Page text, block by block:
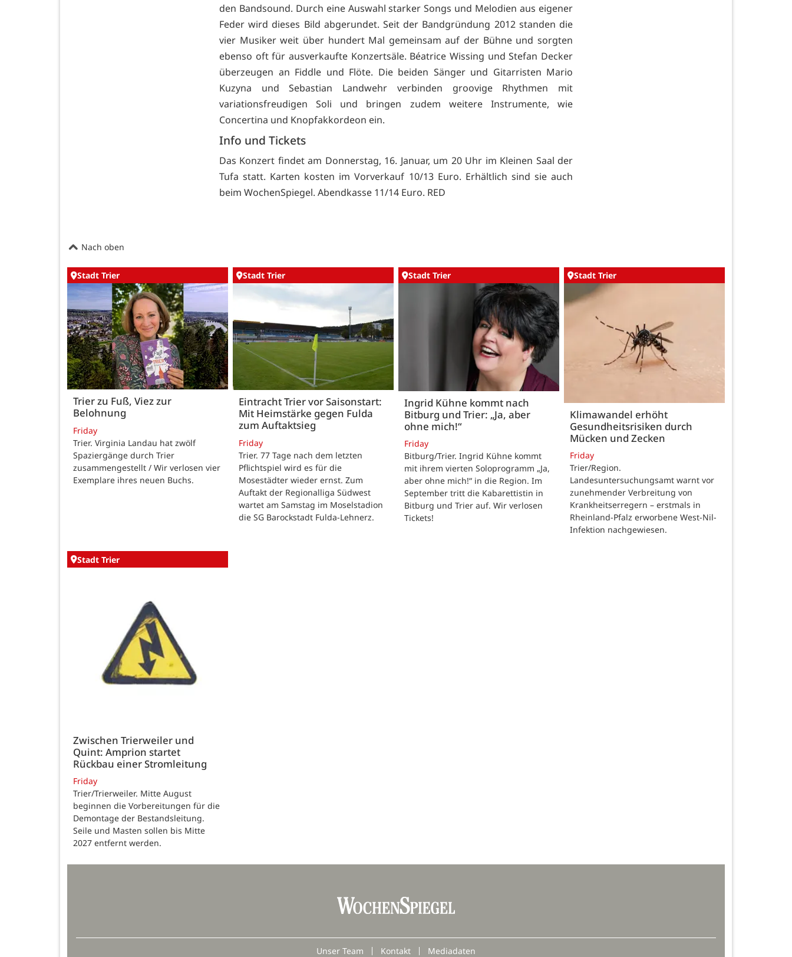
den Bandsound. Durch eine Auswahl starker Songs und Melodien aus eigener
Feder wird dieses Bild abgerundet. Seit der Bandgründung 2012 standen die
vier Musiker weit über hundert Mal gemeinsam auf der Bühne und sorgten
ebenso oft für ausverkaufte Konzertsäle. Béatrice Wissing und Stefan Decker
überzeugen an Fiddle und Flöte. Die beiden Sänger und Gitarristen Mario
Kuzyna und Sebastian Landwehr verbinden groovige Rhythmen mit
variationsfreudigen Soli und bringen zudem weitere Instrumente, wie
Concertina und Knopfakkordeon ein.
Info und Tickets
Das Konzert findet am Donnerstag, 16. Januar, um 20 Uhr im Kleinen Saal der
Tufa statt. Karten kosten im Vorverkauf 10/13 Euro. Erhältlich sind sie auch
beim WochenSpiegel. Abendkasse 11/14 Euro. RED
Nach oben
Stadt Trier
Trier zu Fuß, Viez zur
Belohnung
Friday
Trier. Virginia Landau hat zwölf
Spaziergänge durch Trier
zusammengestellt / Wir verlosen vier
Exemplare ihres neuen Buchs.
Stadt Trier
Eintracht Trier vor Saisonstart:
Mit Heimstärke gegen Fulda
zum Auftaktsieg
Friday
Trier. 77 Tage nach dem letzten
Pflichtspiel wird es für die
Mosestädter wieder ernst. Zum
Auftakt der Regionalliga Südwest
wartet am Samstag im Moselstadion
die SG Barockstadt Fulda-Lehnerz.
Stadt Trier
Ingrid Kühne kommt nach
Bitburg und Trier: „Ja, aber
ohne mich!“
Friday
Bitburg/Trier. Ingrid Kühne kommt
mit ihrem vierten Soloprogramm „Ja,
aber ohne mich!“ in die Region. Im
September tritt die Kabarettistin in
Bitburg und Trier auf. Wir verlosen
Tickets!
Stadt Trier
Klimawandel erhöht
Gesundheitsrisiken durch
Mücken und Zecken
Friday
Trier/Region.
Landesuntersuchungsamt warnt vor
zunehmender Verbreitung von
Krankheitserregern – erstmals in
Rheinland-Pfalz erworbene West-Nil-
Infektion nachgewiesen.
Stadt Trier
Zwischen Trierweiler und
Quint: Amprion startet
Rückbau einer Stromleitung
Friday
Trier/Trierweiler. Mitte August
beginnen die Vorbereitungen für die
Demontage der Bestandsleitung.
Seile und Masten sollen bis Mitte
2027 entfernt werden.
Unser Team Kontakt Mediadaten